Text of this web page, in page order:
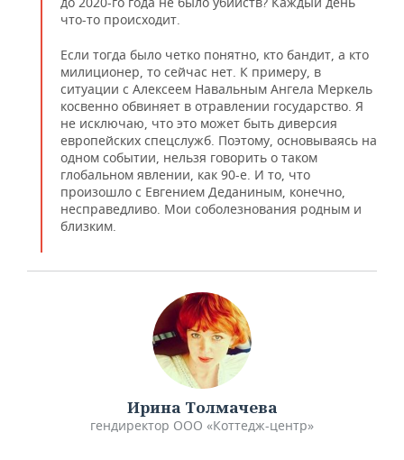
что-то происходит.
Если тогда было четко понятно, кто бандит, а кто
милиционер, то сейчас нет. К примеру, в
ситуации с Алексеем Навальным Ангела Меркель
косвенно обвиняет в отравлении государство. Я
не исключаю, что это может быть диверсия
европейских спецслужб. Поэтому, основываясь на
одном событии, нельзя говорить о таком
глобальном явлении, как 90-е. И то, что
произошло с Евгением Деданиным, конечно,
несправедливо. Мои соболезнования родным и
близким.
Ирина Толмачева
гендиректор ООО «Коттедж-центр»